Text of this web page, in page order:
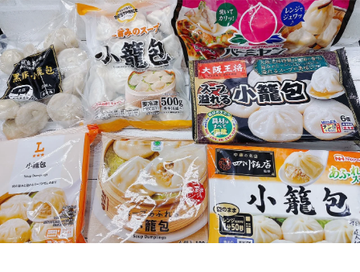
お知らせ
イベント・グッズ
YouTube
会社情報